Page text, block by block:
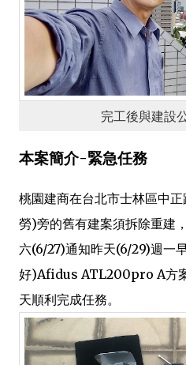
完工後與建設
本案簡介-緊急任務
桃園建商在台北市士林區中
勞)旁的舊有建案須拆除重建
六(6/27)通知昨天(6/29)週一
好)Afidus ATL200pro A方
天順利完成任務。